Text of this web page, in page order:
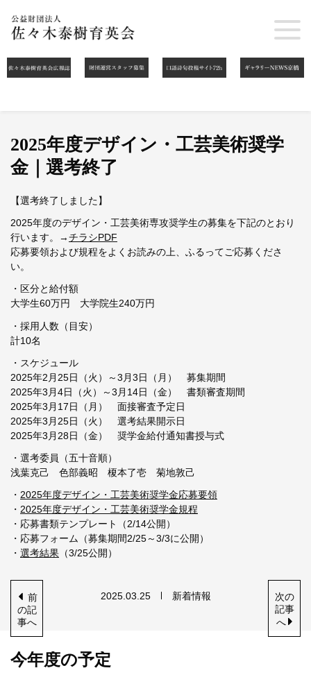
2025年度デザイン・工芸美術奨学
金｜選考終了
【選考終了しました】
2025年度のデザイン・工芸美術専攻奨学生の募集を下記のとおり
行います。→チラシPDF
応募要領および規程をよくお読みの上、ふるってご応募くださ
い。
・区分と給付額
大学生60万円 大学院生240万円
・採用人数（目安）
計10名
・スケジュール
2025年2月25日（火）～3月3日（月） 募集期間
2025年3月4日（火）～3月14日（金） 書類審査期間
2025年3月17日（月） 面接審査予定日
2025年3月25日（火） 選考結果開示日
2025年3月28日（金） 奨学金給付通知書授与式
・選考委員（五十音順）
浅葉克己 色部義昭 榎本了壱 菊地敦己
・ 2025年度デザイン・工芸美術奨学金応募要領
・ 2025年度デザイン・工芸美術奨学金規程
・応募書類テンプレート（2/14公開）
・応募フォーム（募集期間2/25～3/3に公開）
・ 選考結果 （3/25公開）
前
の記
事へ
2025.03.25 新着情報 次の
記事
へ
今年度の予定